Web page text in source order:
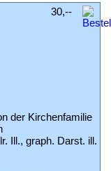
der Kirchenfamilie
Ill., graph. Darst. ill.
30,--